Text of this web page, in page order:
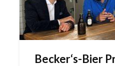
Becker‘s-Bier